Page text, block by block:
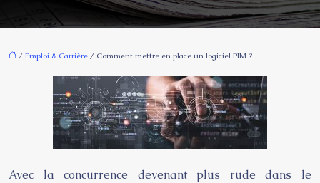
/ Emploi & Carrière / Comment mettre en place un logiciel PIM ?
Avec la concurrence devenant plus rude dans le